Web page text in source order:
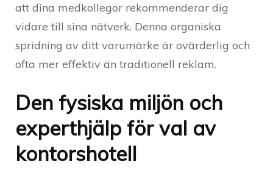
att dina medkollegor rekommenderar dig
vidare till sina nätverk. Denna organiska
spridning av ditt varumärke är ovärderlig och
ofta mer effektiv än traditionell reklam.
Den fysiska miljön och
experthjälp för val av
kontorshotell